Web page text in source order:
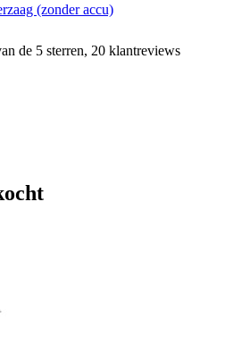
(zonder accu)
de 5 sterren, 20 klantreviews